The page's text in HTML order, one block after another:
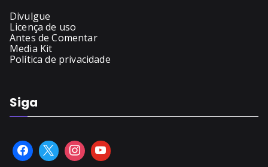
Divulgue
Licença de uso
Antes de Comentar
Media Kit
Política de privacidade
Siga